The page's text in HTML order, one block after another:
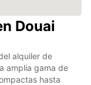
Douai
alquiler de
amplia gama de
hasta